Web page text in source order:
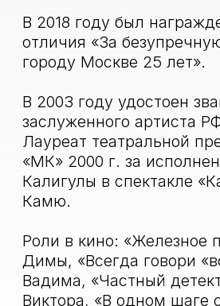
Захарова Елена Михайловна
Преподаватели
курса